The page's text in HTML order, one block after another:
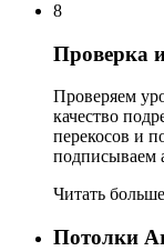
8
Проверка
Проверяем
качество
перекосов и
подписываем
Читать больше
Потолки